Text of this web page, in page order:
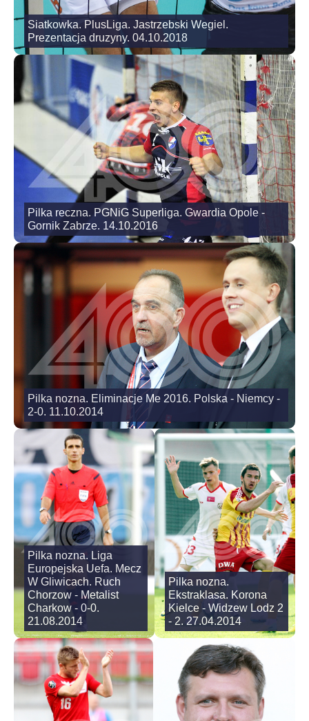
Siatkowka. PlusLiga. Jastrzebski Wegiel.
Prezentacja druzyny. 04.10.2018
Pilka reczna. PGNiG Superliga. Gwardia Opole -
Gornik Zabrze. 14.10.2016
Pilka nozna. Eliminacje Me 2016. Polska - Niemcy -
2-0. 11.10.2014
Pilka nozna. Liga
Europejska Uefa. Mecz
W Gliwicach. Ruch
Chorzow - Metalist
Charkow - 0-0.
21.08.2014
Pilka nozna.
Ekstraklasa. Korona
Kielce - Widzew Lodz 2
- 2. 27.04.2014